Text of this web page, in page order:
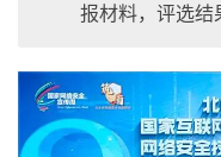
报材料，评选结